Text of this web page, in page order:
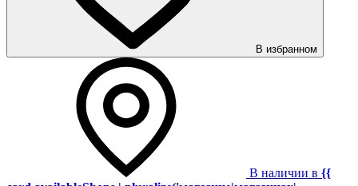
В избранном
В наличии в {{